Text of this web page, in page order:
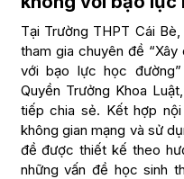
Tại Trường THPT Cái
tham gia chuyên đề
với bạo lực học
Quyền Trưởng Khoa
tiếp chia sẻ. Kết hợp
không gian mạng và sử
đề được thiết kế theo
những vấn đề học sinh